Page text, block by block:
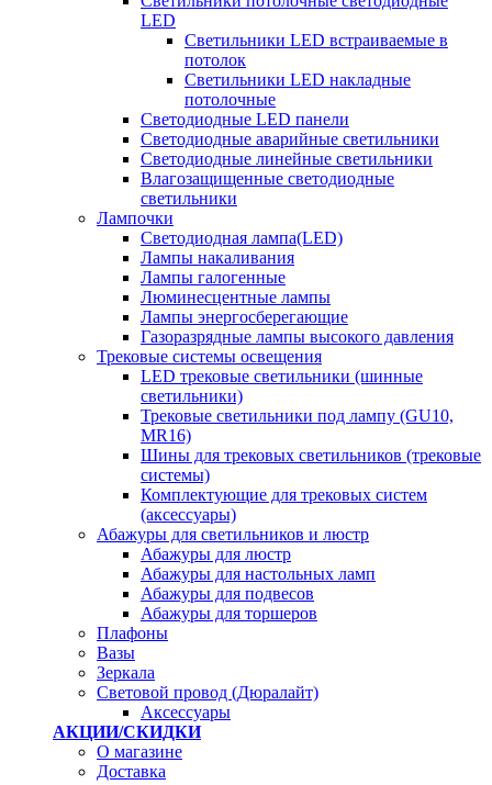
LED
Cветильники LED встраиваемые в
потолок
Светильники LED накладные
потолочные
Светодиодные LED панели
Светодиодные аварийные светильники
Светодиодные линейные светильники
Влагозащищенные светодиодные
светильники
Лампочки
Светодиодная лампа(LED)
Лампы накаливания
Лампы галогенные
Люминесцентные лампы
Лампы энергосберегающие
Газоразрядные лампы высокого давления
Трековые системы освещения
LED трековые светильники (шинные
светильники)
Трековые светильники под лампу (GU10,
MR16)
Шины для трековых светильников (трековые
системы)
Комплектующие для трековых систем
(аксессуары)
Абажуры для светильников и люстр
Абажуры для люстр
Абажуры для настольных ламп
Абажуры для подвесов
Абажуры для торшеров
Плафоны
Вазы
Зеркала
Световой провод (Дюралайт)
Аксессуары
АКЦИИ/СКИДКИ
О магазине
Доставка